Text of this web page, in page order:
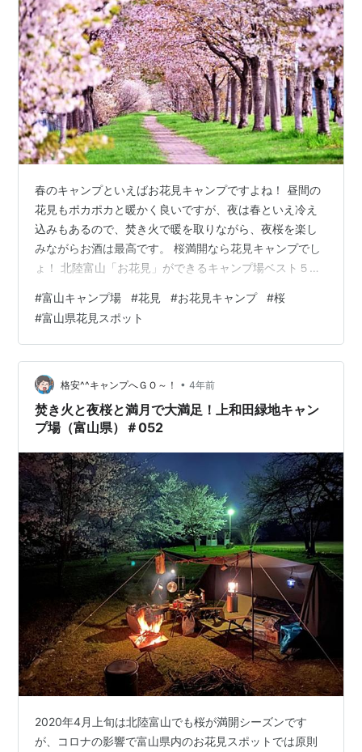
春のキャンプといえばお花見キャンプですよね！ 昼間の
花見もポカポカと暖かく良いですが、夜は春といえ冷え
込みもあるので、焚き火で暖を取りながら、夜桜を楽し
みながらお酒は最高です。 桜満開なら花見キャンプでし
ょ！ 北陸富山「お花見」ができるキャンプ場ベスト５！
キャンプ場】 閑乗寺公園キャンプ場へのアクセス！ 閑乗
寺公園キャンプ場の桜の見頃！ 【第４位】ガラパゴスキ
ャンピングパーク桜ヶ池自遊の森 基本情報【ガラパゴス
キャンピングパーク 桜ヶ池自遊の森】 ガラパゴスキャン
ピングパーク桜ヶ池自遊の森へのアクセス！ ガラパゴス
キャンピングパーク桜ヶ池自…
#富山キャンプ場 #花見 #お花見キャンプ #桜
#富山県花見スポット
格安^^キャンプへＧＯ～！ • 4年前
焚き火と夜桜と満月で大満足！上和田緑地キャン
プ場（富山県）＃052
2020年4月上旬は北陸富山でも桜が満開シーズンです
が、コロナの影響で富山県内のお花見スポットでは原則